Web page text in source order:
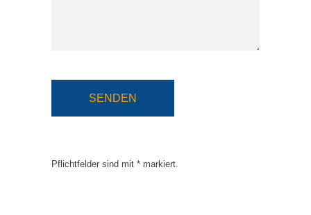
Pflichtfelder sind mit * markiert.